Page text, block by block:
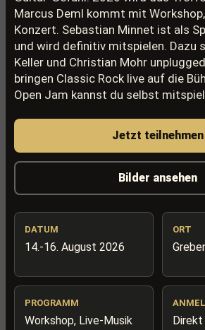
Marcus Deml kommt mit
Konzert. Sebastian Minnet ist als
und wird definitiv mitspielen. Dazu
Keller und Christian Mohr
bringen Classic Rock live auf die
Open Jam kannst du selbst
Jetzt teilnehmen
Bilder ansehen
DATUM
14.-16. August 2026
ORT
PROGRAMM
Workshop, Live-Musik